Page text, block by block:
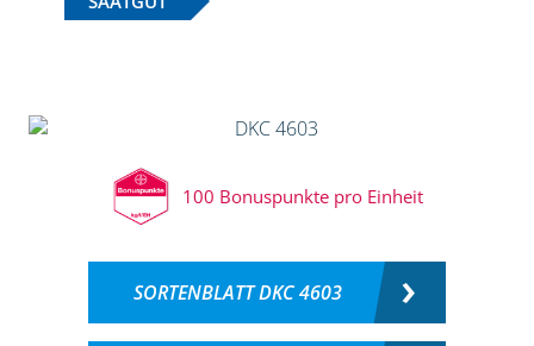
100 Bonuspunkte pro Einheit
SORTENBLATT DKC 4603